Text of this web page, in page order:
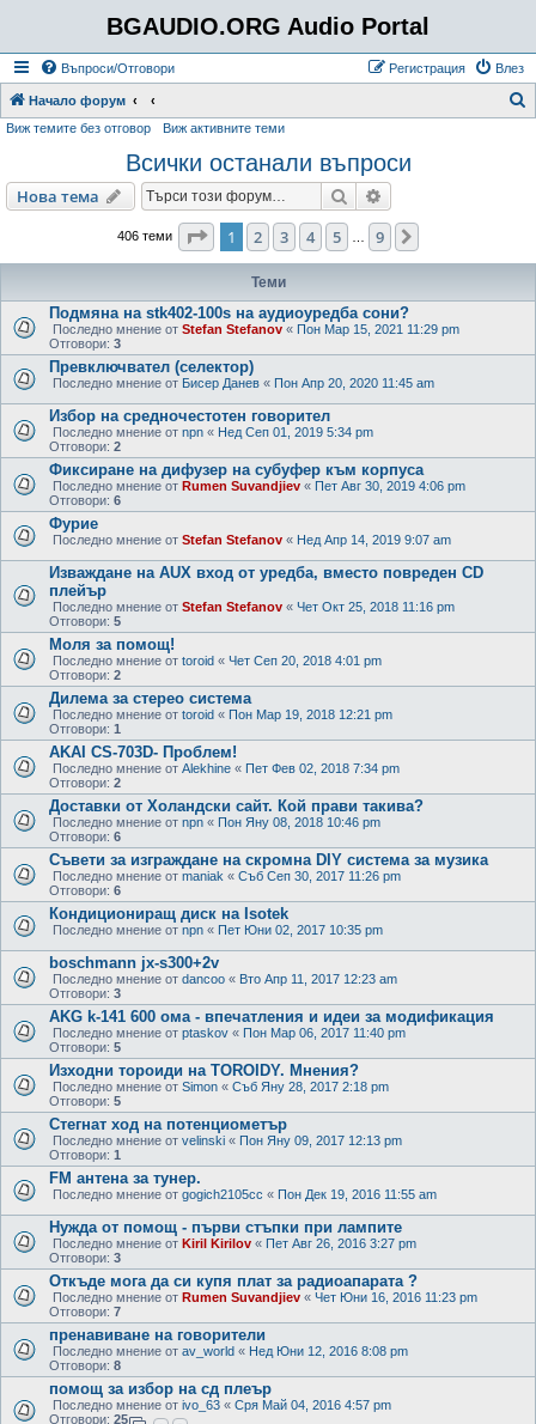
BGAUDIO.ORG Audio Portal
Въпроси/Отговори Влез
Регистрация
Начало форум
Виж темите без отговор Виж активните теми
Всички останали въпроси
Нова тема Търсене
406 теми Страница от
1 2 3 4 5 9
Теми
Подмяна на stk402-100s на аудиоуредба сони?
Последно мнение от Stefan Stefanov « Пон Мар 15, 2021 11:29 pm
Отговори: 3
Превключвател (селектор)
Последно мнение от Бисер Данев « Пон Апр 20, 2020 11:45 am
Избор на средночестотен говорител
Последно мнение от npn « Нед Сеп 01, 2019 5:34 pm
Отговори: 2
Фиксиране на дифузер на субуфер към корпуса
Последно мнение от Rumen Suvandjiev « Пет Авг 30, 2019 4:06 pm
Отговори: 6
Фурие
Последно мнение от Stefan Stefanov « Нед Апр 14, 2019 9:07 am
Изваждане на AUX вход от уредба, вместо повреден CD
плейър
Последно мнение от Stefan Stefanov « Чет Окт 25, 2018 11:16 pm
Отговори: 5
Моля за помощ!
Последно мнение от toroid « Чет Сеп 20, 2018 4:01 pm
Отговори: 2
Дилема за стерео система
Последно мнение от toroid « Пон Мар 19, 2018 12:21 pm
Отговори: 1
AKAI CS-703D- Проблем!
Последно мнение от Alekhine « Пет Фев 02, 2018 7:34 pm
Отговори: 2
Доставки от Холандски сайт. Кой прави такива?
Последно мнение от npn « Пон Яну 08, 2018 10:46 pm
Отговори: 6
Съвети за изграждане на скромна DIY система за музика
Последно мнение от maniak « Съб Сеп 30, 2017 11:26 pm
Отговори: 6
Кондициониращ диск на Isotek
Последно мнение от npn « Пет Юни 02, 2017 10:35 pm
boschmann jx-s300+2v
Последно мнение от dancoo « Вто Апр 11, 2017 12:23 am
Отговори: 3
AKG k-141 600 ома - впечатления и идеи за модификация
Последно мнение от ptaskov « Пон Мар 06, 2017 11:40 pm
Отговори: 5
Изходни тороиди на TOROIDY. Мнения?
Последно мнение от Simon « Съб Яну 28, 2017 2:18 pm
Отговори: 5
Стегнат ход на потенциометър
Последно мнение от velinski « Пон Яну 09, 2017 12:13 pm
Отговори: 1
FM антена за тунер.
Последно мнение от gogich2105cc « Пон Дек 19, 2016 11:55 am
Нужда от помощ - първи стъпки при лампите
Последно мнение от Kiril Kirilov « Пет Авг 26, 2016 3:27 pm
Отговори: 3
Откъде мога да си купя плат за радиоапарата ?
Последно мнение от Rumen Suvandjiev « Чет Юни 16, 2016 11:23 pm
Отговори: 7
пренавиване на говорители
Последно мнение от av_world « Нед Юни 12, 2016 8:08 pm
Отговори: 8
помощ за избор на сд плеър
Последно мнение от ivo_63 « Сря Май 04, 2016 4:57 pm
Отговори: 25